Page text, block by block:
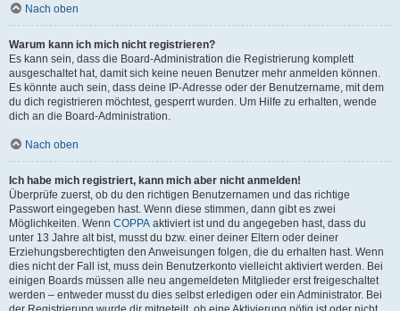
Nach oben
Warum kann ich mich nicht registrieren?
Es kann sein, dass die Board-Administration die Registrierung komplett
ausgeschaltet hat, damit sich keine neuen Benutzer mehr anmelden können.
Es könnte auch sein, dass deine IP-Adresse oder der Benutzername, mit dem
du dich registrieren möchtest, gesperrt wurden. Um Hilfe zu erhalten, wende
dich an die Board-Administration.
Nach oben
Ich habe mich registriert, kann mich aber nicht anmelden!
Überprüfe zuerst, ob du den richtigen Benutzernamen und das richtige
Passwort eingegeben hast. Wenn diese stimmen, dann gibt es zwei
Möglichkeiten. Wenn COPPA aktiviert ist und du angegeben hast, dass du
unter 13 Jahre alt bist, musst du bzw. einer deiner Eltern oder deiner
Erziehungsberechtigten den Anweisungen folgen, die du erhalten hast. Wenn
dies nicht der Fall ist, muss dein Benutzerkonto vielleicht aktiviert werden. Bei
einigen Boards müssen alle neu angemeldeten Mitglieder erst freigeschaltet
werden – entweder musst du dies selbst erledigen oder ein Administrator. Bei